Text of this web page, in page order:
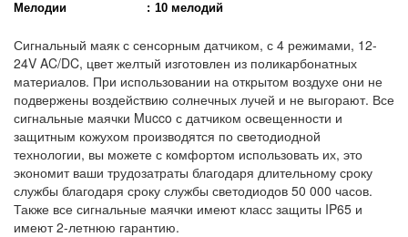
Мелодии
: 10 мелодий
Сигнальный маяк с сенсорным датчиком, с 4 режимами, 12-
24V AC/DC, цвет желтый изготовлен из поликарбонатных
материалов. При использовании на открытом воздухе они не
подвержены воздействию солнечных лучей и не выгорают. Все
сигнальные маячки Mucco с датчиком освещенности и
защитным кожухом производятся по светодиодной
технологии, вы можете с комфортом использовать их, это
экономит ваши трудозатраты благодаря длительному сроку
службы благодаря сроку службы светодиодов 50 000 часов.
Также все сигнальные маячки имеют класс защиты IP65 и
имеют 2-летнюю гарантию.